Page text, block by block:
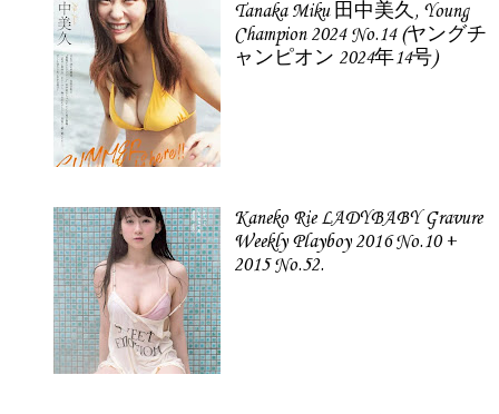
Tanaka Miku 田中美久, Young
Champion 2024 No.14 (ヤングチ
ャンピオン 2024年14号)
Kaneko Rie LADYBABY Gravure
Weekly Playboy 2016 No.10 +
2015 No.52.